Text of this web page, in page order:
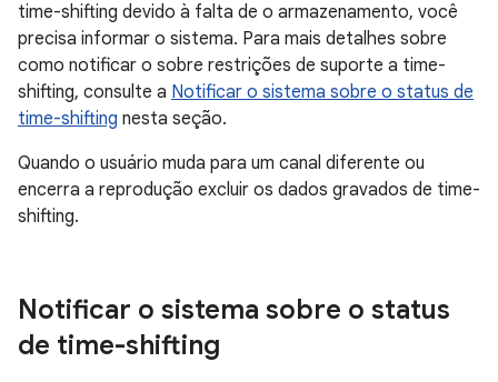
time-shifting devido à falta de o armazenamento, você
precisa informar o sistema. Para mais detalhes sobre
como notificar o sobre restrições de suporte a time-
shifting, consulte a Notificar o sistema sobre o status de
time-shifting nesta seção.
Quando o usuário muda para um canal diferente ou
encerra a reprodução excluir os dados gravados de time-
shifting.
Notificar o sistema sobre o status
de time-shifting